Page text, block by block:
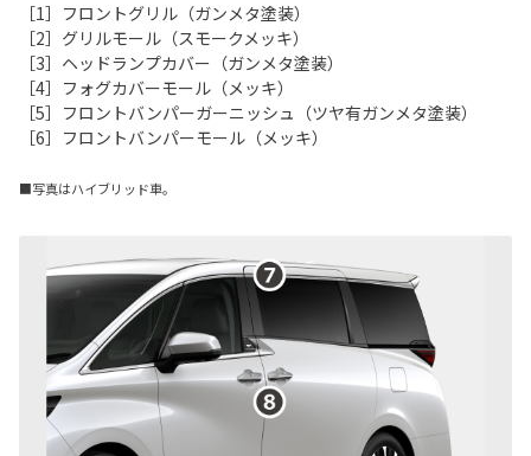
［1］フロントグリル（ガンメタ塗装）
［2］グリルモール（スモークメッキ）
［3］ヘッドランプカバー（ガンメタ塗装）
［4］フォグカバーモール（メッキ）
［5］フロントバンパーガーニッシュ（ツヤ有ガンメタ塗装）
［6］フロントバンパーモール（メッキ）
■写真はハイブリッド車。